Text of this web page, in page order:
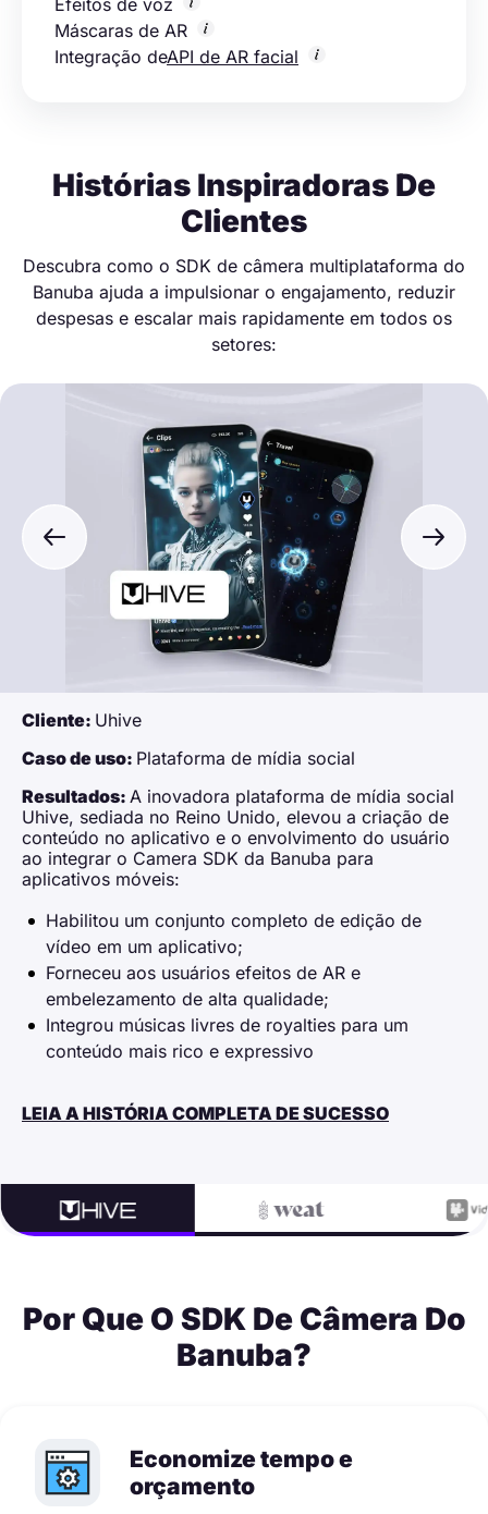
Máscaras de AR
Integração deAPI de AR facial
Histórias Inspiradoras De
Clientes
Descubra como o SDK de câmera multiplataforma do
Banuba ajuda a impulsionar o engajamento, reduzir
despesas e escalar mais rapidamente em todos os
setores:
Cliente: Uhive
Caso de uso: Plataforma de mídia social
Resultados: A inovadora plataforma de mídia social
Uhive, sediada no Reino Unido, elevou a criação de
conteúdo no aplicativo e o envolvimento do usuário
ao integrar o Camera SDK da Banuba para
aplicativos móveis:
Habilitou um conjunto completo de edição de
vídeo em um aplicativo;
Forneceu aos usuários efeitos de AR e
embelezamento de alta qualidade;
Integrou músicas livres de royalties para um
conteúdo mais rico e expressivo
LEIA A HISTÓRIA COMPLETA DE SUCESSO
Por Que O SDK De Câmera Do
Banuba?
Economize tempo e
orçamento